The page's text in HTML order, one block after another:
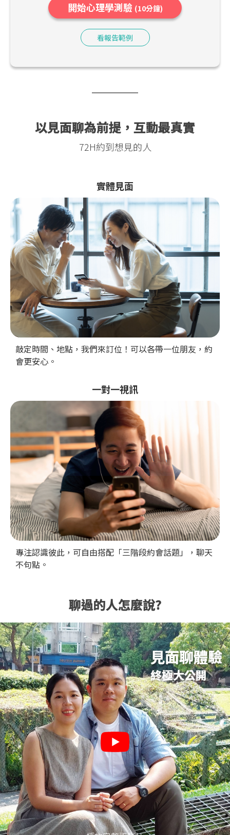
開始心理學測驗 (10分鐘)
看報告範例
以見面聊為前提，互動最真實
72H約到想見的人
實體見面
敲定時間、地點，我們來訂位！可以各帶一位朋友，約
會更安心。
一對一視訊
專注認識彼此，可自由搭配「三階段約會話題」，聊天
不句點。
聊過的人怎麼說?
見面聊體驗
終極大公開